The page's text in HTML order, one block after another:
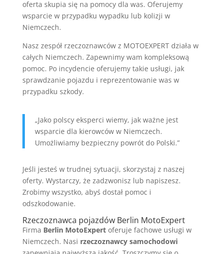
oferta skupia się na pomocy dla was. Oferujemy
wsparcie w przypadku wypadku lub kolizji w
Niemczech.
Nasz zespół rzeczoznawców z MOTOEXPERT działa w
całych Niemczech. Zapewnimy wam kompleksową
pomoc. Po incydencie oferujemy takie usługi, jak
sprawdzanie pojazdu i reprezentowanie was w
przypadku szkody.
„Jako polscy eksperci wiemy, jak ważne jest
wsparcie dla kierowców w Niemczech.
Umożliwiamy bezpieczny powrót do Polski.”
Jeśli jesteś w trudnej sytuacji, skorzystaj z naszej
oferty. Wystarczy, że zadzwonisz lub napiszesz.
Zrobimy wszystko, abyś dostał pomoc i
odszkodowanie.
Rzeczoznawca pojazdów Berlin MotoExpert
Firma Berlin MotoExpertoferuje fachowe usługi w
Niemczech. Nasi rzeczoznawcy samochodowi